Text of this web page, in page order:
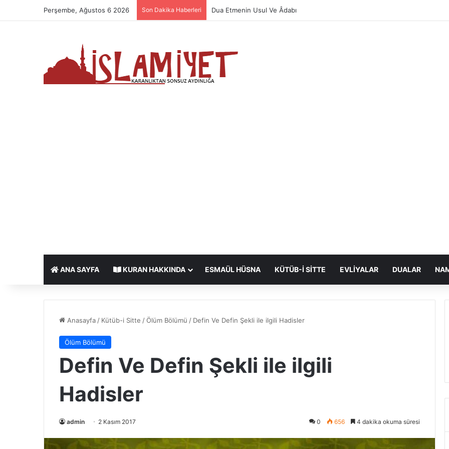
Perşembe, Ağustos 6 2026 Son Dakika Haberleri Namazın Önemi Ve Fazileti
ANA SAYFA KURAN HAKKINDA ESMAÜL HÜSNA KÜTÜB-I SITTE EVLIYALAR DUALAR
Anasayfa / Kütüb-i Sitte /Ölüm Bölümü / Defin Ve Defin Şekli ile ilgili Hadisler
Ölüm Bölümü
Defin Ve Defin Şekli ile ilgili
Hadisler
admin 2 Kasım 2017 0 656 4 dakika okuma süresi